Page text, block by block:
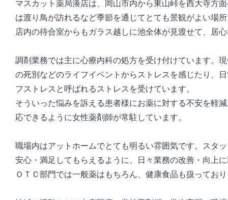
マスカット薬局湊店は、岡山市内から東山峠を西大寺方
は渡り鳥が訪れるなど季節を通じてとても景観がよい場
店内の待合室からもガラス越しに池全体が見渡せて、居
調剤業務では主に心療内科の処方を受け付けています。
の死別などのライフイベントからストレスを感じたり、
フストレスと呼ばれるストレスを受けています。
そういった悩みを訴える患者様にお薬に対する不安を軽
応できるように女性薬剤師が常駐しています。
職場内はアットホームでとても明るい雰囲気です。スタ
安心・満足してもらえるように、日々業務の改善・向上
ＯＴＣ部門では一般薬はもちろん、健康食品も扱ってお